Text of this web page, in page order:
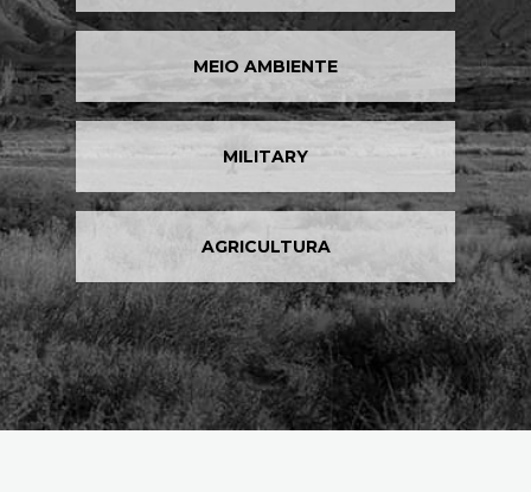
MEIO AMBIENTE
MILITARY
AGRICULTURA